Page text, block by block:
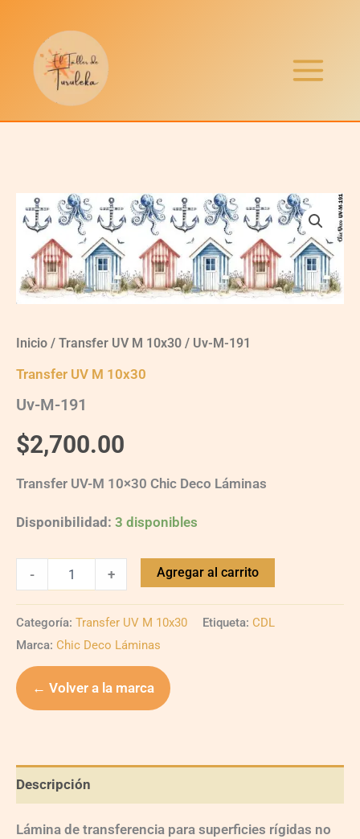
contenido
Inicio / Transfer UV M 10x30 / Uv-M-191
Transfer UV M 10x30
Uv-M-191
$2,700.00
Transfer UV-M 10×30 Chic Deco Láminas
Disponibilidad: 3 disponibles
M-
191
quantity
- + Agregar al carrito
Categoría: Transfer UV M 10x30 Etiqueta: CDL
Marca: Chic Deco Láminas
← Volver a la marca
Descripción
Lámina de transferencia para superficies rígidas no